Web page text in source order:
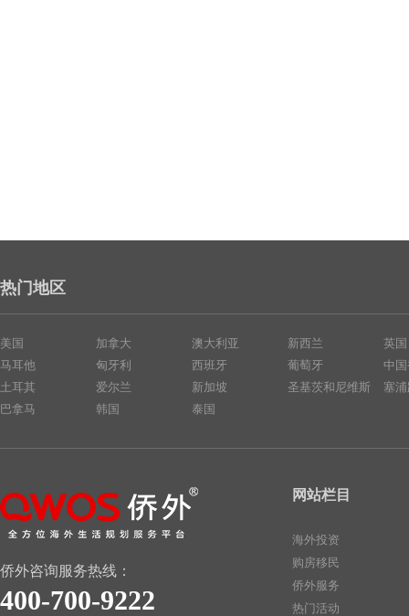
热门地区
美国
马耳他
土耳其
巴拿马
加拿大
匈牙利
爱尔兰
韩国
澳大利亚
西班牙
新加坡
泰国
新西兰
葡萄牙
圣基茨和尼维斯
英国
中
塞
侨外咨询服务热线：
400-700-9222
网站栏目
海外投资
购房移民
侨外服务
热门活动